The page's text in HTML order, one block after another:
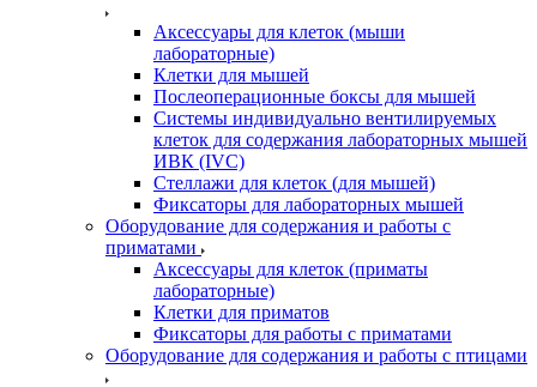
Аксессуары для клеток (мыши
лабораторные)
Клетки для мышей
Послеоперационные боксы для мышей
Системы индивидуально вентилируемых
клеток для содержания лабораторных мышей
ИВК (IVC)
Стеллажи для клеток (для мышей)
Фиксаторы для лабораторных мышей
Оборудование для содержания и работы с
приматами
Аксессуары для клеток (приматы
лабораторные)
Клетки для приматов
Фиксаторы для работы с приматами
Оборудование для содержания и работы с птицами